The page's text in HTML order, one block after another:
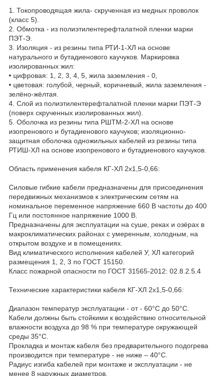
1. Токопроводящая жила- скрученная из медных проволок
(класс 5).
2. Обмотка - из полиэтилентерефталатной пленки марки
ПЭТ-Э.
3. Изоляция - из резины типа РТИ-1-ХЛ на основе
натурального и бутадиенового каучуков. Маркировка
изолированных жил:
• цифровая: 1, 2, 3, 4, 5, жила заземления - 0,
• цветовая: голубой, черный, коричневый, жила заземления -
зелёно-жёлтая.
4. Слой из полиэтилентерефталатной пленки марки ПЭТ-Э
(поверх скрученных изолированных жил).
5. Оболочка из резины типа РШТМ-2-ХЛ на основе
изопренового и бутадиенового каучуков; изоляционно-
защитная оболочка одножильных кабелей из резины типа
РТИШ-ХЛ на основе изопренового и бутадиенового каучуков.
Область применения кабеля КГ-ХЛ 2х1,5-0,66:
Силовые гибкие кабели предназначены для присоединения
передвижных механизмов к электрическим сетям на
номинальное переменное напряжение 660 В частоты до 400
Гц или постоянное напряжение 1000 В.
Предназначены для эксплуатации на суше, реках и озёрах в
макроклиматических районах с умеренным, холодным, на
открытом воздухе и в помещениях.
Вид климатического исполнения кабелей У, ХЛ категорий
размещения 1, 2, 3 по ГОСТ 15150.
Класс пожарной опасности по ГОСТ 31565-2012: 02.8.2.5.4
Технические характеристики кабеля КГ-ХЛ 2х1,5-0,66:
Диапазон температур эксплуатации - от - 60°С до 50°С.
Кабели должны быть стойкими к воздействию относительной
влажности воздуха до 98 % при температуре окружающей
среды 35°С.
Прокладка и монтаж кабеля без предварительного подогрева
производится при температуре - не ниже – 40°С.
Радиус изгиба кабелей при монтаже и эксплуатации - не
менее 8 наружных диаметров.